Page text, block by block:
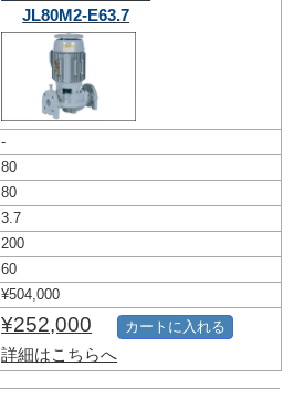
JL80M2-E63.7
-
80
80
3.7
200
60
¥504,000
¥252,000
詳細はこちらへ
カートに入れる